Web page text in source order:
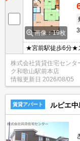
画像：19枚
★宮前駅徒歩6分★
株式会社賃貸住宅センタ
ク和歌山駅前本店
情報更新日 2026/08/05
賃貸アパート ルピエ中